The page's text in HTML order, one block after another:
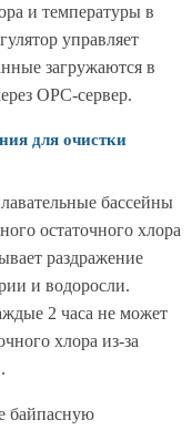
и температуры в
управляет
загружаются в
OPC-сервер.
для очистки
бассейны
остаточного хлора
раздражение
и водоросли.
2 часа не может
хлора из-за
байпасную